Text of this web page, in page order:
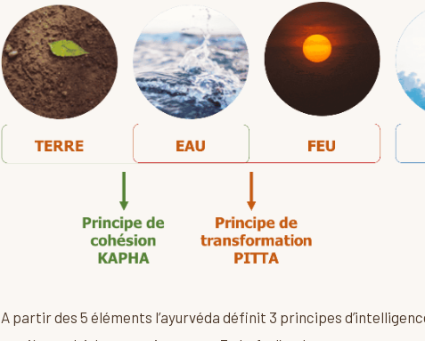
A partir des 5 éléments l’ayurvéda définit 3 principes